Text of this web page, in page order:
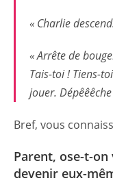
« Charlie
« Arrête de
Tais-toi ! Tiens-
jouer.
Bref, vous
Parent, ose-t-
devenir eux-